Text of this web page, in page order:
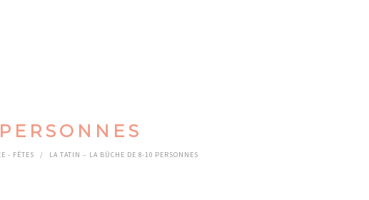
- FÊTES / LA TATIN – LA BÛCHE DE 8-10 PERSONNES